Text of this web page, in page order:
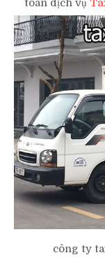
công ty